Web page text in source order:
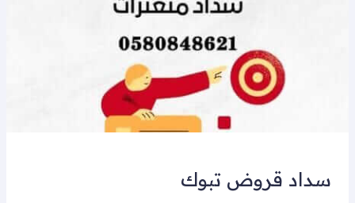
سداد قروض تبوك